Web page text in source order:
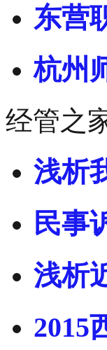
东营
杭州
经管之
浅析
民事
浅析
2015